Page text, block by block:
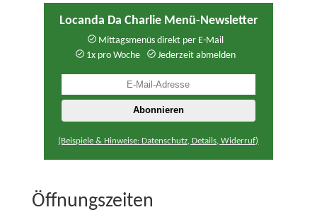
Locanda Da Charlie Menü-Newsletter
Mittagsmenüs direkt per E-Mail
1x pro Woche
Jederzeit abmelden
(Beispiele & Hinweise: Datenschutz, Details, Widerruf)
Öffnungszeiten